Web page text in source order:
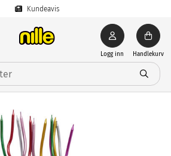
Kundeavis
Logg inn Handlekurv